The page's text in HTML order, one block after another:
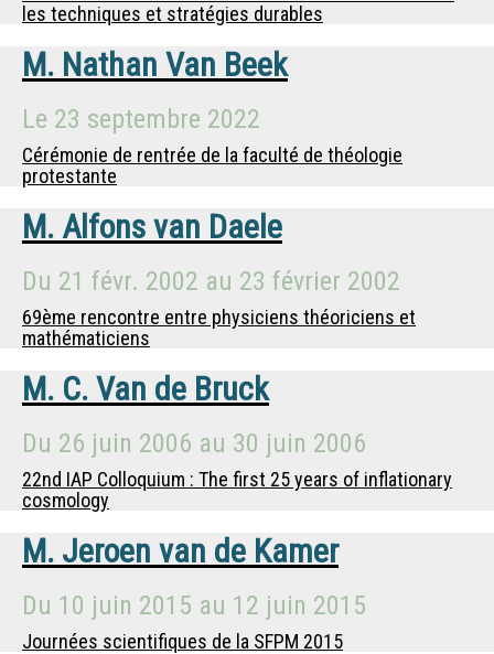
les techniques et stratégies durables
M. Nathan Van Beek
Le 23 septembre 2022
Cérémonie de rentrée de la faculté de théologie
protestante
M. Alfons van Daele
Du 21 févr. 2002 au 23 février 2002
69ème rencontre entre physiciens théoriciens et
mathématiciens
M. C. Van de Bruck
Du 26 juin 2006 au 30 juin 2006
22nd IAP Colloquium : The first 25 years of inflationary
cosmology
M. Jeroen van de Kamer
Du 10 juin 2015 au 12 juin 2015
Journées scientifiques de la SFPM 2015